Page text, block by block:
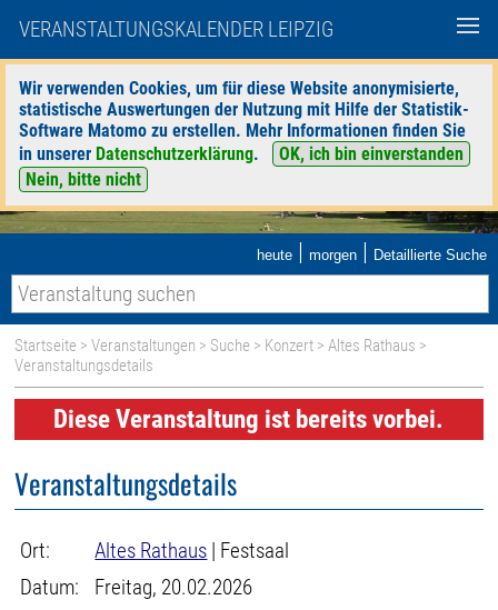
VERANSTALTUNGSKALENDER LEIPZIG
Wir verwenden Cookies, um für diese Website anonymisierte,
statistische Auswertungen der Nutzung mit Hilfe der Statistik-
Software Matomo zu erstellen. Mehr Informationen finden Sie
in unserer Datenschutzerklärung.
OK, ich bin einverstanden
Nein, bitte nicht
heute | morgen | Detaillierte Suche
Startseite >Veranstaltungen > Suche > Konzert >Altes Rathaus >
Veranstaltungsdetails
Diese Veranstaltung ist bereits vorbei.
Veranstaltungsdetails
Ort: Altes Rathaus | Festsaal
Datum:
Freitag, 20.02.2026